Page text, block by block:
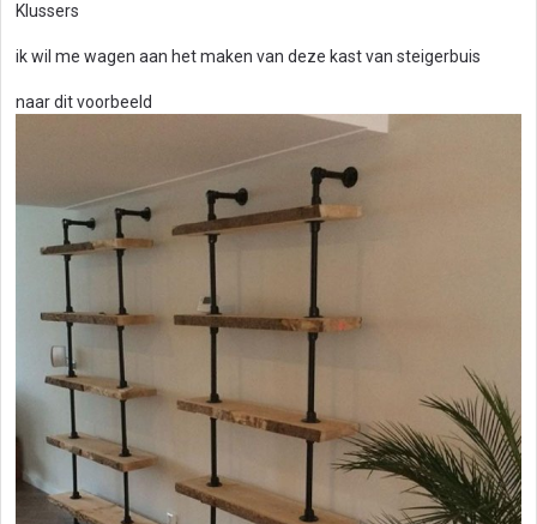
Klussers
ik wil me wagen aan het maken van deze kast van steigerbuis
naar dit voorbeeld